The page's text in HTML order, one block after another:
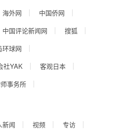
海外网
中国侨网
中国评论新闻网
搜狐
环球网
社YAK
客观日本
事务所
新闻 视频
专访